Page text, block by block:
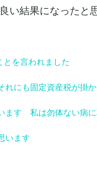
い結果になったと
を言われました
れにも固定資産税が掛
ます 私は勿体ない病
います